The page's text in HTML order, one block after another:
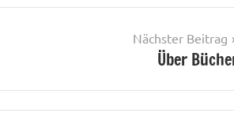
Nächster Beitrag
Über